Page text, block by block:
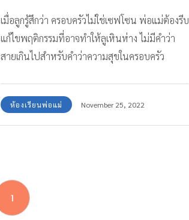
เมื่อลูกรู้สึกว่า ครอบครัวไม่ใช่เซฟโซน พ่อแม่ต้องรีบ
แก้ไขพฤติกรรมที่อาจทำให้ลูเหินห่าง ไม่มีคำว่า
สายเกินไปสำหรับคำว่าความสุขในครอบครัว
ห้องเรียนพ่อแม่ November 25, 2022
1